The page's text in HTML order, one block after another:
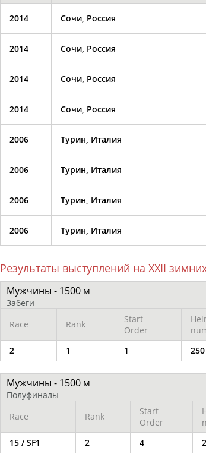
2014 Сочи, Россия
2014 Сочи, Россия
2014 Сочи, Россия
2014 Сочи, Россия
2006 Турин, Италия
2006 Турин, Италия
2006 Турин, Италия
2006 Турин, Италия
Результаты выступлений на XXII
Мужчины - 1500 м
Забеги
Race
Rank
Start
Order
2 1 1 250
Мужчины - 1500 м
Полуфиналы
Race
Rank
Start
Order
15 / SF1 2 4